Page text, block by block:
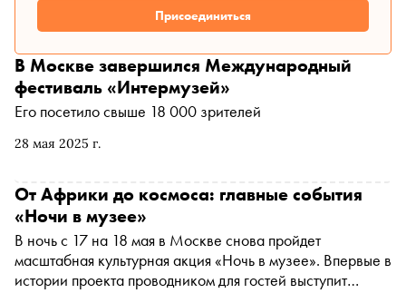
Присоединиться
28 мая 2025 г.
В Москве завершился Международный
фестиваль «Интермузей»
Его посетило свыше 18 000 зрителей
От Африки до космоса: главные события
«Ночи в музее»
В ночь с 17 на 18 мая в Москве снова пройдет
масштабная культурная акция «Ночь в музее». Впервые в
истории проекта проводником для гостей выступит